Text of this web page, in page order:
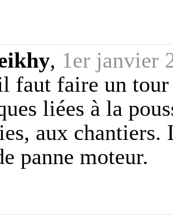
, 1er janvier
faut faire un
liées à la
aux chantiers.
panne moteur.